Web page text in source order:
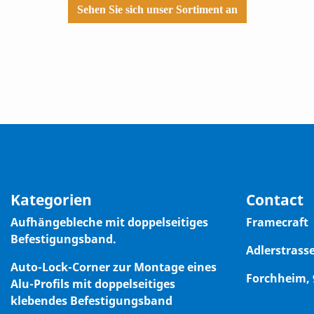
Sehen Sie sich unser Sortiment an
Kategorien
Aufhängebleche mit doppelseitiges
Befestigungsband.
Auto-Lock-Corner zur Montage eines
Alu-Profils mit doppelseitiges
klebendes Befestigungsband
Contact
Framecraft
Forchheim,